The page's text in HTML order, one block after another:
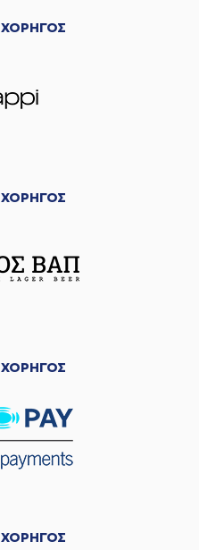
ΧΟΡΗΓΟΣ
ΧΟΡΗΓΟΣ
ΧΟΡΗΓΟΣ
ΧΟΡΗΓΟΣ